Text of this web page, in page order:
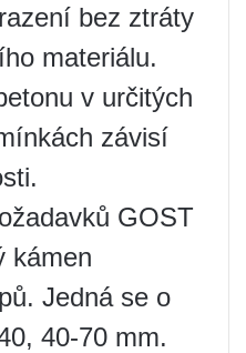
bez ztráty
materiálu.
v určitých
závisí
GOST
kámen
Jedná se o
40-70 mm.